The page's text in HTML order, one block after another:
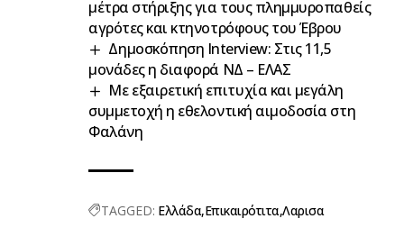
μέτρα στήριξης για τους πλημμυροπαθείς
αγρότες και κτηνοτρόφους του Έβρου
Δημοσκόπηση Interview: Στις 11,5
μονάδες η διαφορά ΝΔ – ΕΛΑΣ
Με εξαιρετική επιτυχία και μεγάλη
συμμετοχή η εθελοντική αιμοδοσία στη
Φαλάνη
TAGGED: Ελλάδα ΕπικαιρότιταΛαρισα